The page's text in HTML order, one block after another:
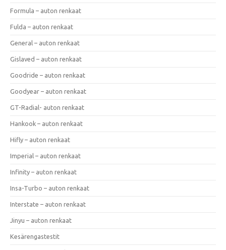
Formula – auton renkaat
Fulda – auton renkaat
General – auton renkaat
Gislaved – auton renkaat
Goodride – auton renkaat
Goodyear – auton renkaat
GT-Radial- auton renkaat
Hankook – auton renkaat
Hifly – auton renkaat
Imperial – auton renkaat
Infinity – auton renkaat
Insa-Turbo – auton renkaat
Interstate – auton renkaat
Jinyu – auton renkaat
Kesärengastestit